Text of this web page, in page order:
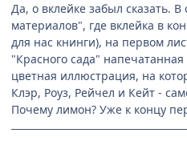
Да, о вклейке забыл сказать.
материалов", где вклейка в
для нас книнги), на первом
"Красного сада"
цветная иллюстрация, на
Клэр, Роуз, Рейчел и Кейт -
Почему лимон? Уже к концу